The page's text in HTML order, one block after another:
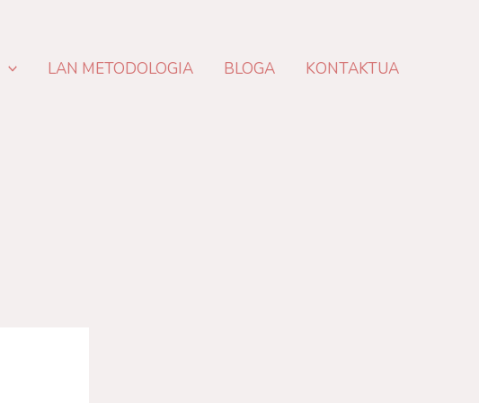
LAN METODOLOGIA BLOGA KONTAKTUA